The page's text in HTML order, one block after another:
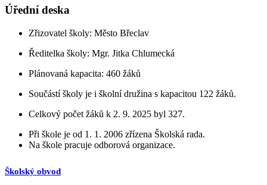
Úřední deska
Zřizovatel školy: Město Břeclav
Ředitelka školy: Mgr. Jitka Chlumecká
Plánovaná kapacita: 460 žáků
Součástí školy je i školní družina s kapacitou 122 žáků.
Celkový počet žáků k 2. 9. 2025 byl 327.
Při škole je od 1. 1. 2006 zřízena Školská rada.
Na škole pracuje odborová organizace.
Školský obvod